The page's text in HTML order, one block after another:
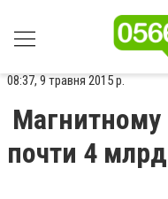
08:37, 9 травня 2015 р.
почти 4